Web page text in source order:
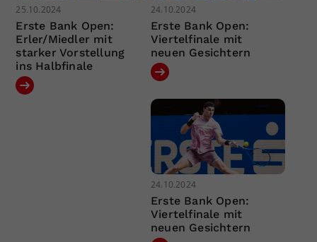
25.10.2024
Erste Bank Open:
Erler/Miedler mit
starker Vorstellung
ins Halbfinale
24.10.2024
Erste Bank Open:
Viertelfinale mit
neuen Gesichtern
24.10.2024
Erste Bank Open:
Viertelfinale mit
neuen Gesichtern